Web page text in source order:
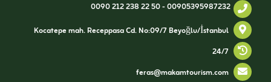
0090 212 238 22 50-00905395987232
feras@makamtourism.com